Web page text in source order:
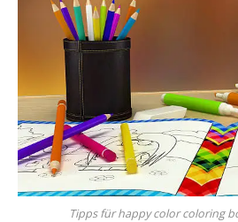
Tipps für happy color coloring